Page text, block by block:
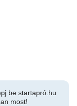
be startapró.hu
most!